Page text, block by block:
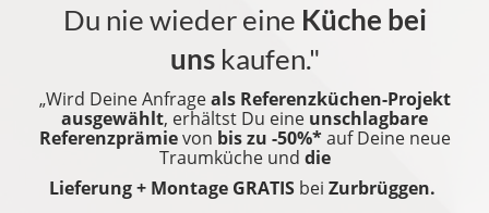
Du nie wieder eine Küche bei
unskaufen."
„Wird Deine Anfrageals Referenzküchen-Projekt
ausgewählt, erhältst Du eine unschlagbare
Referenzprämievon bis zu -50%*auf Deine neue
Traumküche und die
Lieferung + Montage GRATIS bei Zurbrüggen.